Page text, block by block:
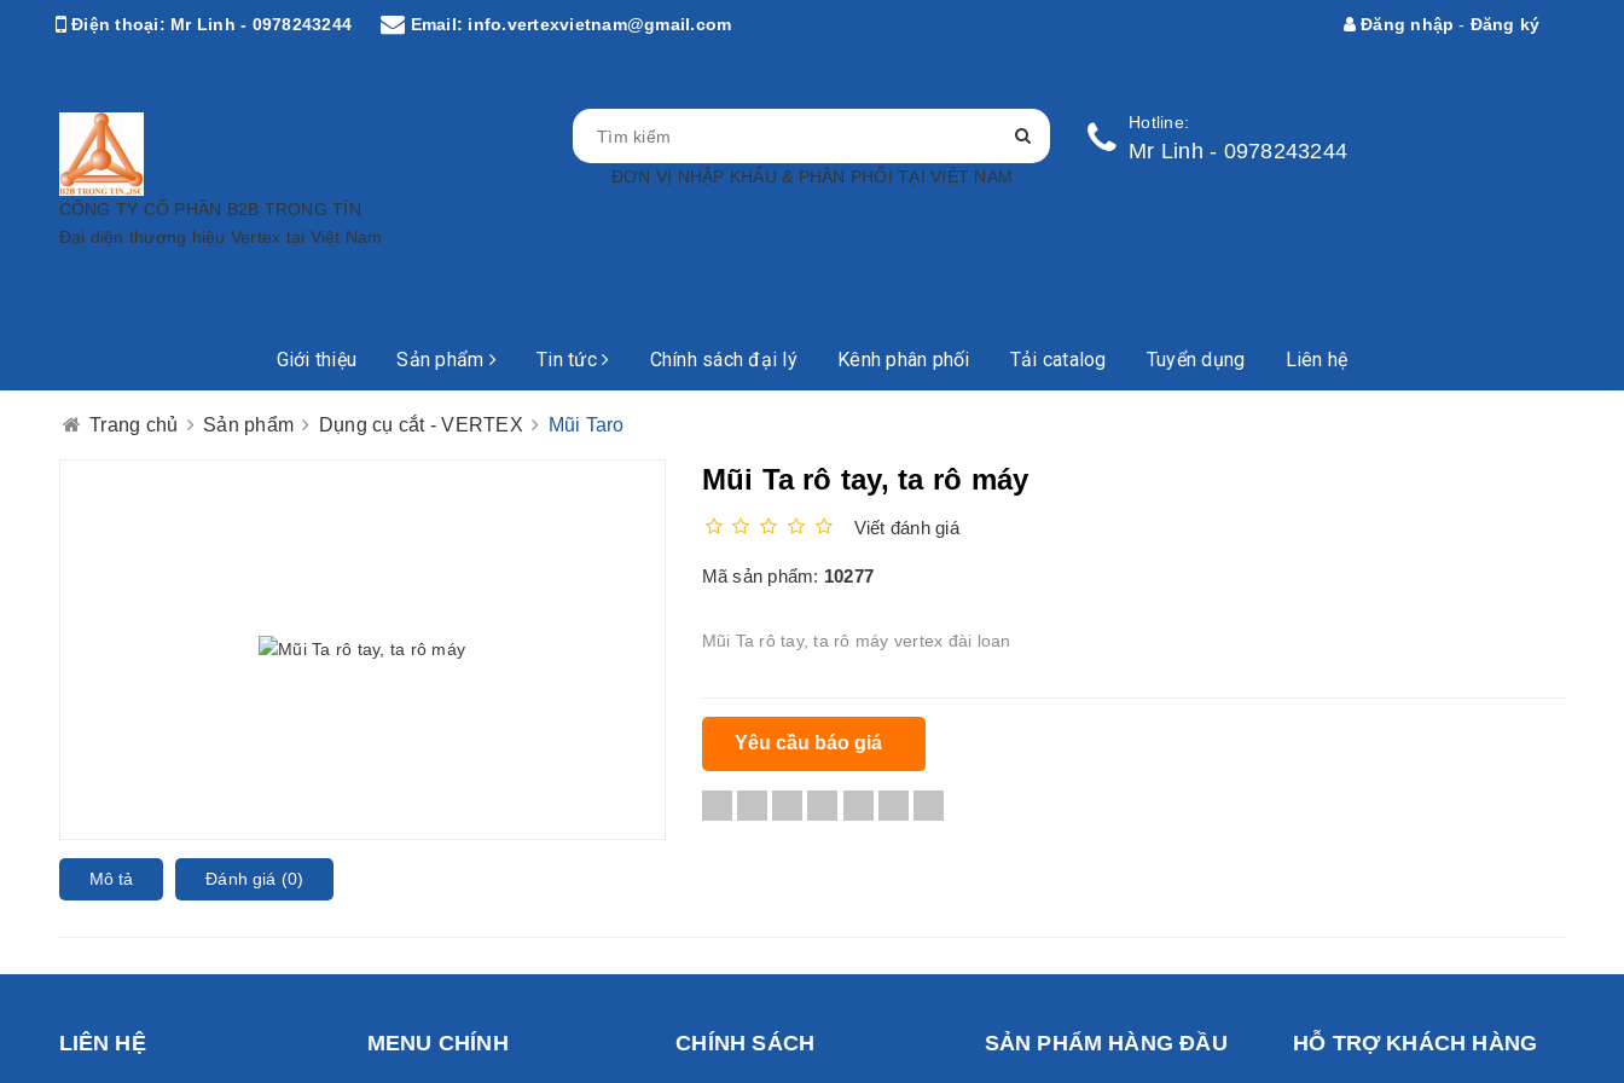
Điện thoại: Mr Linh - 0978243244 Email: info.vertexvietnam@gmail.com Đăng nhập - Đăng ký
CÔNG TY CỔ PHẦN B2B TRỌNG TÍN
Đại diện thương hiệu Vertex tại Việt Nam
ĐƠN VỊ NHẬP KHẨU & PHÂN PHỐI TẠI VIỆT NAM
Hotline:
Mr Linh - 0978243244
Giới thiệu Sản phẩm Tin tức Chính sách đại lý Kênh phân phối Tải catalog Tuyển dụng Liên hệ
Trang chủ Sản phẩm Dụng cụ cắt - VERTEX Mũi Taro
Mũi Ta rô tay, ta rô máy
Viết đánh giá
Mã sản phẩm: 10277
Mũi Ta rô tay, ta rô máy vertex đài loan
Yêu cầu báo giá
Mô tả Đánh giá (0)
LIÊN HỆ MENU CHÍNH CHÍNH SÁCH SẢN PHẨM HÀNG ĐẦU HỖ TRỢ KHÁCH HÀNG